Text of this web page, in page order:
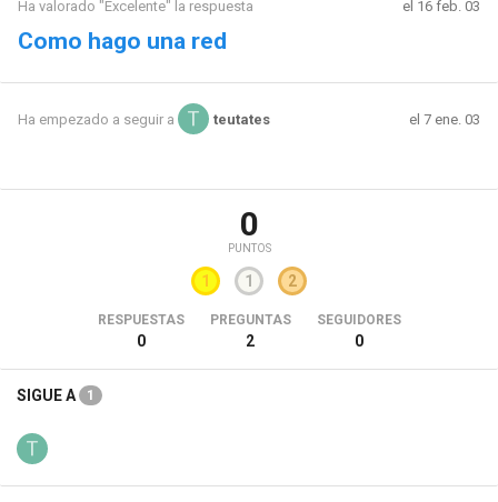
Ha valorado "Excelente" la respuesta el 16 feb. 03
Como hago una red
Ha empezado a seguir a teutates el 7 ene. 03
0
PUNTOS
1 1 2
RESPUESTAS
0
PREGUNTAS
2
SEGUIDORES
0
SIGUE A 1